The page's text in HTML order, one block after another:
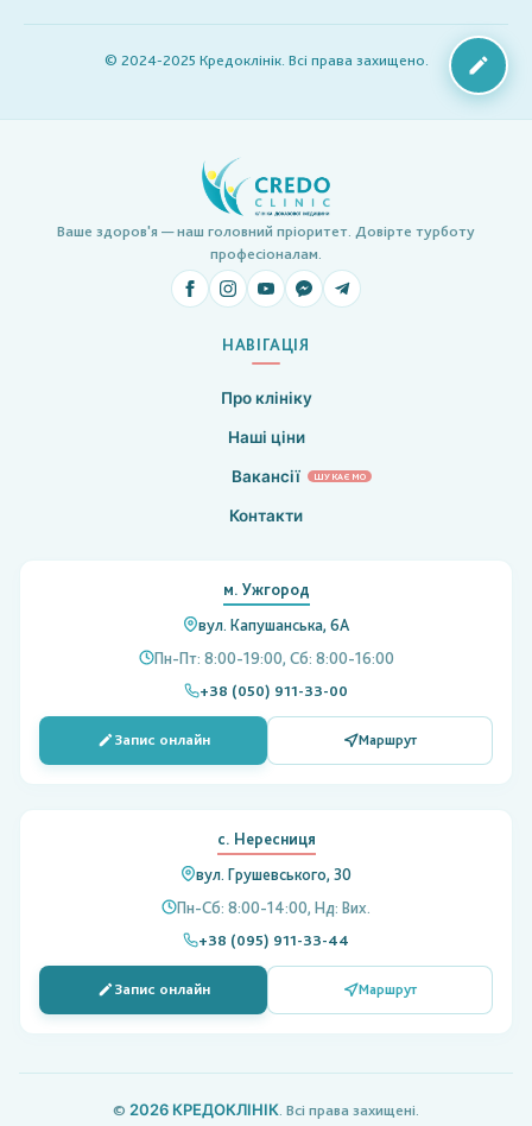
© 2024-2025 Кредоклінік. Всі права захищено.
Ваше здоров'я — наш головний пріоритет. Довірте турботу
професіоналам.
НАВІГАЦІЯ
Про клініку
Наші ціни
Вакансії ШУКАЄМО
Контакти
м. Ужгород
вул. Капушанська, 6А
Пн-Пт: 8:00-19:00, Сб: 8:00-16:00
+38 (050) 911-33-00
Запис онлайн Маршрут
с. Нересниця
вул. Грушевського, 30
Пн-Сб: 8:00-14:00, Нд: Вих.
+38 (095) 911-33-44
Запис онлайн Маршрут
© 2026 КРЕДОКЛІНІК . Всі права захищені.